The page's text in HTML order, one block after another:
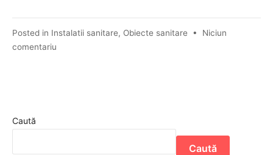
Posted in Instalatii sanitare, Obiecte sanitare • Niciun
comentariu
Caută
Caută